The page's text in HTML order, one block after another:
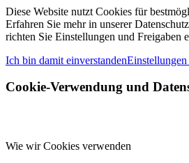
Diese Website nutzt Cookies für
Erfahren Sie mehr in unserer
richten Sie Einstellungen und Freigaben
Ich bin damit einverstanden
Cookie-Verwendung und
Wie wir Cookies verwenden